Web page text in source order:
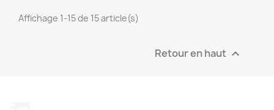
Affichage 1-15 de 15 article(s)
Retour en haut 